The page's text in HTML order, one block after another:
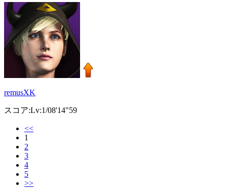
remusXK
スコア:Lv:1/08'14"59
<<
1
2
3
4
5
>>